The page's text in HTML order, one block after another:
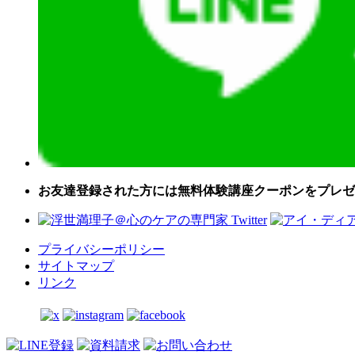
お友達登録された方には無料体験講座クーポンをプレ
プライバシーポリシー
サイトマップ
リンク